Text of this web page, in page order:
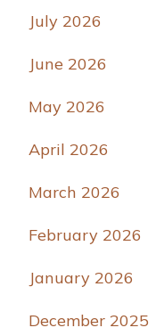
July 2026
June 2026
May 2026
April 2026
March 2026
February 2026
January 2026
December 2025